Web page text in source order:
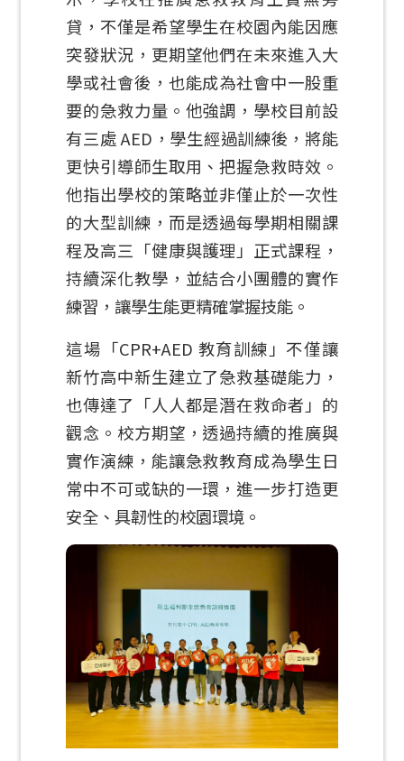
貸，不僅是希望學生在校園內能因應
突發狀況，更期望他們在未來進入大
學或社會後，也能成為社會中一股重
要的急救力量。他強調，學校目前設
有三處 AED，學生經過訓練後，將能
更快引導師生取用、把握急救時效。
他指出學校的策略並非僅止於一次性
的大型訓練，而是透過每學期相關課
程及高三「健康與護理」正式課程，
持續深化教學，並結合小團體的實作
練習，讓學生能更精確掌握技能。
這場「CPR+AED 教育訓練」不僅讓
新竹高中新生建立了急救基礎能力，
也傳達了「人人都是潛在救命者」的
觀念。校方期望，透過持續的推廣與
實作演練，能讓急救教育成為學生日
常中不可或缺的一環，進一步打造更
安全、具韌性的校園環境。